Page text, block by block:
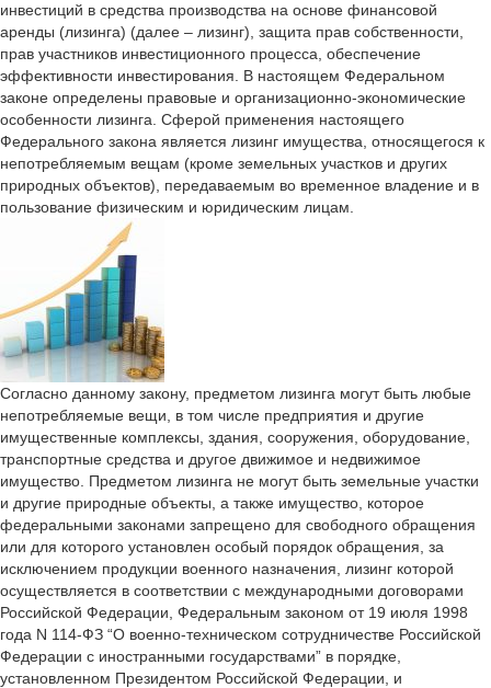
инвестиций в средства производства на основе финансовой
аренды (лизинга) (далее – лизинг), защита прав собственности,
прав участников инвестиционного процесса, обеспечение
эффективности инвестирования. В настоящем Федеральном
законе определены правовые и организационно-экономические
особенности лизинга. Сферой применения настоящего
Федерального закона является лизинг имущества, относящегося к
непотребляемым вещам (кроме земельных участков и других
природных объектов), передаваемым во временное владение и в
пользование физическим и юридическим лицам.
Согласно данному закону, предметом лизинга могут быть любые
непотребляемые вещи, в том числе предприятия и другие
имущественные комплексы, здания, сооружения, оборудование,
транспортные средства и другое движимое и недвижимое
имущество. Предметом лизинга не могут быть земельные участки
и другие природные объекты, а также имущество, которое
федеральными законами запрещено для свободного обращения
или для которого установлен особый порядок обращения, за
исключением продукции военного назначения, лизинг которой
осуществляется в соответствии с международными договорами
Российской Федерации, Федеральным законом от 19 июля 1998
года N 114-ФЗ “О военно-техническом сотрудничестве Российской
Федерации с иностранными государствами” в порядке,
установленном Президентом Российской Федерации, и